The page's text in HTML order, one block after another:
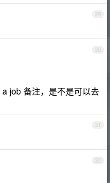
29
30
job 备注，是不是可以去
31
32